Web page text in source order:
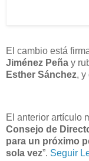
El cambio está
Jiménez Peña y
Esther Sánchez, y
El anterior artículo
Consejo de
para un próximo
sola vez”. Seguir